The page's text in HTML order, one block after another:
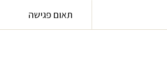
תאום פגישה